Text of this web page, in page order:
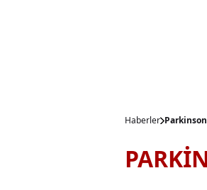
Haberler Parkinson